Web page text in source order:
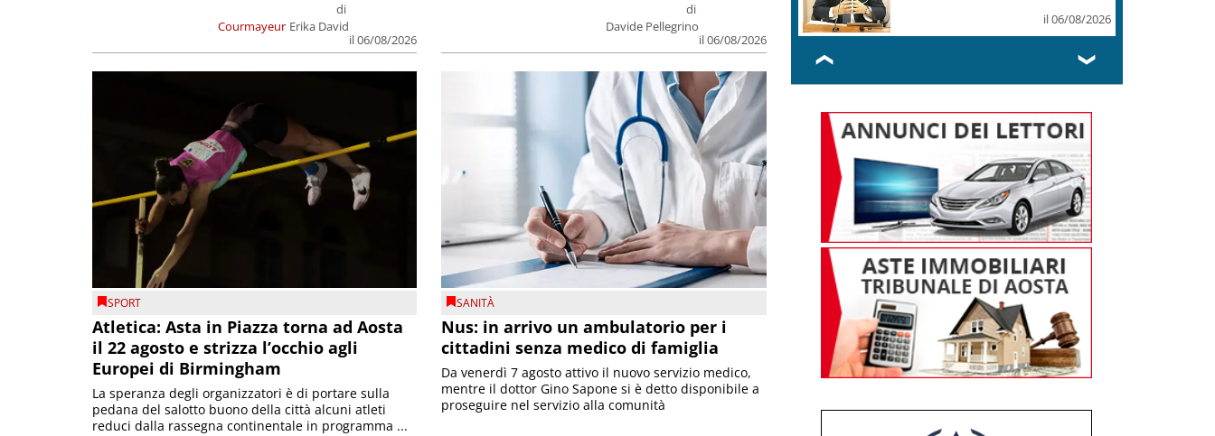
Courmayeur
di
Erika David
il 06/08/2026
di
Davide Pellegrino
il 06/08/2026
SPORT
Atletica: Asta in Piazza torna ad Aosta
il 22 agosto e strizza l’occhio agli
Europei di Birmingham
La speranza degli organizzatori è di portare sulla
pedana del salotto buono della città alcuni atleti
reduci dalla rassegna continentale in programma ...
SANITÀ
Nus: in arrivo un ambulatorio per i
cittadini senza medico di famiglia
Da venerdì 7 agosto attivo il nuovo servizio medico,
mentre il dottor Gino Sapone si è detto disponibile a
proseguire nel servizio alla comunità
❮ ❯